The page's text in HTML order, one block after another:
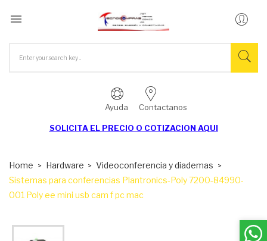

Ayuda Contactanos
SOLICITA EL PRECIO O COTIZACION AQUI
Home Hardware
Videoconferencia y diademas
Sistemas para conferencias Plantronics-Poly 7200-84990-
001 Poly ee mini usb cam f pc mac